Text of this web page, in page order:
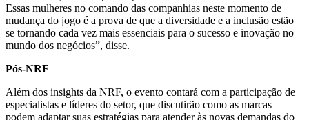
Essas mulheres no comando das companhias neste momento de
mudança do jogo é a prova de que a diversidade e a inclusão estão
se tornando cada vez mais essenciais para o sucesso e inovação no
mundo dos negócios”, disse.
Pós-NRF
Além dos insights da NRF, o evento contará com a participação de
especialistas e líderes do setor, que discutirão como as marcas
podem adaptar suas estratégias para atender às novas demandas do